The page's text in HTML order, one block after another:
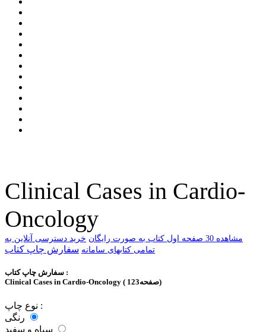
Clinical Cases in Cardio-
Oncology
ﻣﺸﺎﻫﺪﻩ 30 ﺻﻔﺤﻪ اﻭﻝ ﮐﺘﺎﺏ ﺑﻪ ﺻﻮﺭﺕ ﺭاﯾﮕﺎﻥ
خرید دسترسی آنلاین به
تمامی کتابهای سامانه سفارش چاپ کتاب
سفارش چاپ کتاب :
Clinical Cases in Cardio-Oncology ( 123صفحه)
نوع چاپ :
رنگی
سیاه و سفید